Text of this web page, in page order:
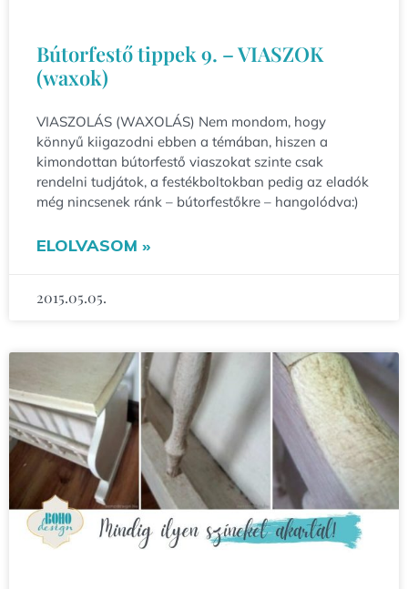
Bútorfestő tippek 9. – VIASZOK
(waxok)
VIASZOLÁS (WAXOLÁS) Nem mondom, hogy
könnyű kiigazodni ebben a témában, hiszen a
kimondottan bútorfestő viaszokat szinte csak
rendelni tudjátok, a festékboltokban pedig az eladók
még nincsenek ránk – bútorfestőkre – hangolódva:)
ELOLVASOM »
2015.05.05.